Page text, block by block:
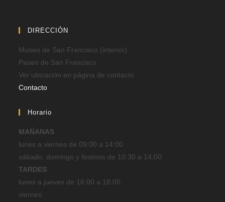
DIRECCIÓN
Museo de San Francisco (interior)
Paseo de San Francisco
Ver ubicación en página de contacto
Contacto
Horario
MAÑANAS
lunes a viernes de 09:00 a 14:00
sábado, domingo y festivos de 10:30 a 14:00
TARDES
lunes a jueves de 16:00 a 18:00
viernes: